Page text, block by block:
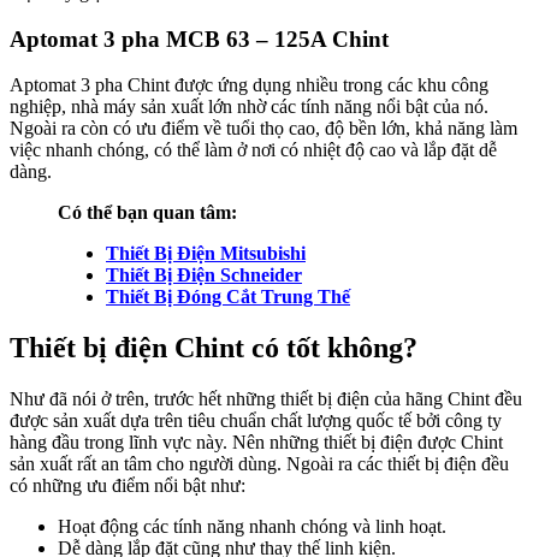
Aptomat 3 pha MCB 63 – 125A Chint
Aptomat 3 pha Chint được ứng dụng nhiều trong các khu công
nghiệp, nhà máy sản xuất lớn nhờ các tính năng nổi bật của nó.
Ngoài ra còn có ưu điểm về tuổi thọ cao, độ bền lớn, khả năng làm
việc nhanh chóng, có thể làm ở nơi có nhiệt độ cao và lắp đặt dễ
dàng.
Có thể bạn quan tâm:
Thiết Bị Điện Mitsubishi
Thiết Bị Điện Schneider
Thiết Bị Đóng Cắt Trung Thế
Thiết bị điện Chint có tốt không?
Như đã nói ở trên, trước hết những thiết bị điện của hãng Chint đều
được sản xuất dựa trên tiêu chuẩn chất lượng quốc tế bởi công ty
hàng đầu trong lĩnh vực này. Nên những thiết bị điện được Chint
sản xuất rất an tâm cho người dùng. Ngoài ra các thiết bị điện đều
có những ưu điểm nổi bật như:
Hoạt động các tính năng nhanh chóng và linh hoạt.
Dễ dàng lắp đặt cũng như thay thế linh kiện.